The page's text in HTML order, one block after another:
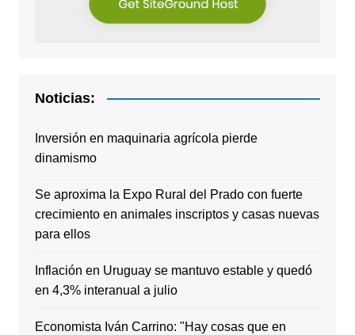
Noticias:
Inversión en maquinaria agrícola pierde
dinamismo
Se aproxima la Expo Rural del Prado con fuerte
crecimiento en animales inscriptos y casas nuevas
para ellos
Inflación en Uruguay se mantuvo estable y quedó
en 4,3% interanual a julio
Economista Iván Carrino: "Hay cosas que en